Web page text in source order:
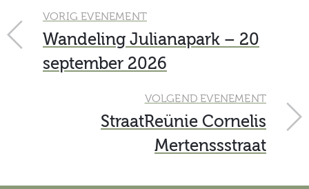
VORIG EVENEMENT
Wandeling Julianapark – 20
september 2026
VOLGEND EVENEMENT
StraatReünie Cornelis
Mertenssstraat